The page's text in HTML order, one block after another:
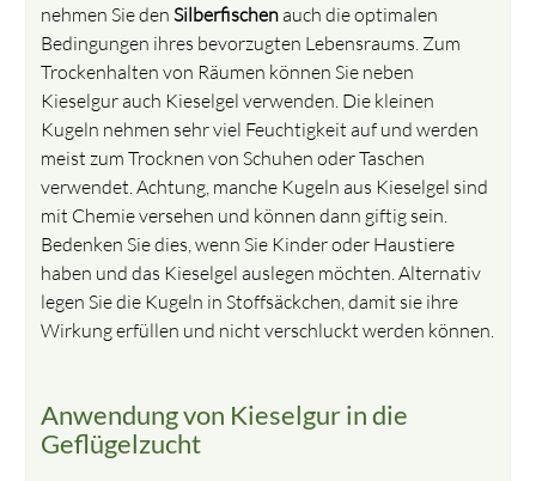
nehmen Sie denSilberfischenauch die optimalen
Bedingungen ihres bevorzugten Lebensraums. Zum
Trockenhalten von Räumen können Sie neben
Kieselgur auch Kieselgel verwenden. Die kleinen
Kugeln nehmen sehr viel Feuchtigkeit auf und werden
meist zum Trocknen von Schuhen oder Taschen
verwendet. Achtung, manche Kugeln aus Kieselgel sind
mit Chemie versehen und können dann giftig sein.
Bedenken Sie dies, wenn Sie Kinder oder Haustiere
haben und das Kieselgel auslegen möchten. Alternativ
legen Sie die Kugeln in Stoffsäckchen, damit sie ihre
Wirkung erfüllen und nicht verschluckt werden können.
Anwendung von Kieselgur in die
Geflügelzucht